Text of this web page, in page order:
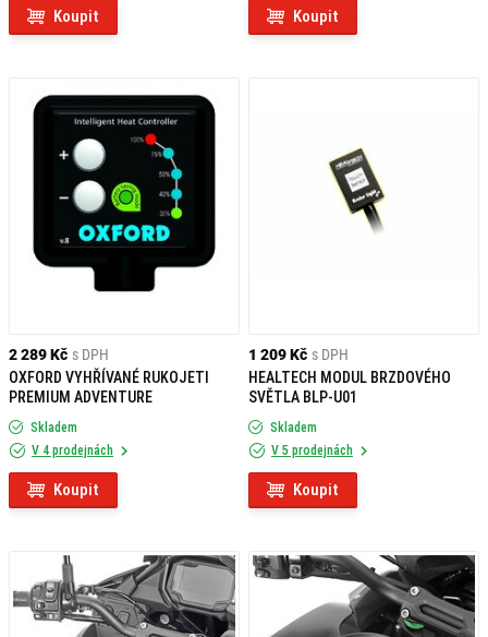
Koupit Koupit
2 289 Kč s DPH
OXFORD VYHŘÍVANÉ RUKOJETI
PREMIUM ADVENTURE
Skladem
V 4 prodejnách
Koupit
1 209 Kč s DPH
HEALTECH MODUL BRZDOVÉHO
SVĚTLA BLP-U01
Skladem
V 5 prodejnách
Koupit